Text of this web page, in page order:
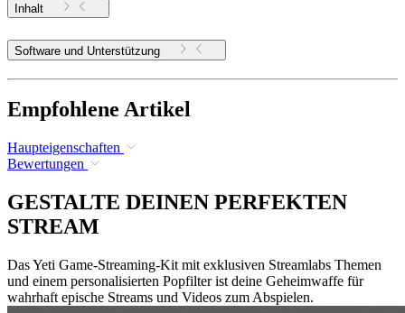
Inhalt
Software und Unterstützung
Empfohlene Artikel
Haupteigenschaften
Bewertungen
GESTALTE DEINEN PERFEKTEN
STREAM
Das Yeti Game-Streaming-Kit mit exklusiven Streamlabs Themen
und einem personalisierten Popfilter ist deine Geheimwaffe für
wahrhaft epische Streams und Videos zum Abspielen.